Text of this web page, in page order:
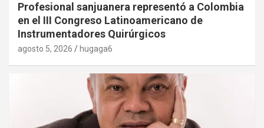
Profesional sanjuanera representó a Colombia
en el III Congreso Latinoamericano de
Instrumentadores Quirúrgicos
agosto 5, 2026 hugaga6